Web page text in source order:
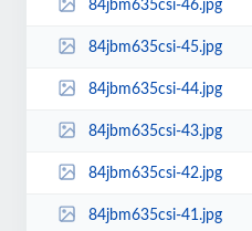
84jbm635csi-46.jpg
84jbm635csi-45.jpg
84jbm635csi-44.jpg
84jbm635csi-43.jpg
84jbm635csi-42.jpg
84jbm635csi-41.jpg